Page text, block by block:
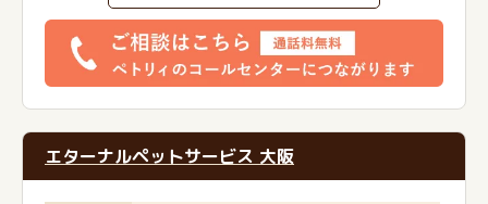
エターナルペットサービス 大阪